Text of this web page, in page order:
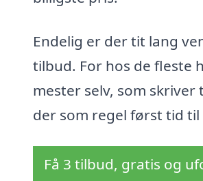
Endelig er der tit lang
tilbud. For hos de fleste
mester selv, som
der som regel først tid
Få 3 tilbud, gratis og